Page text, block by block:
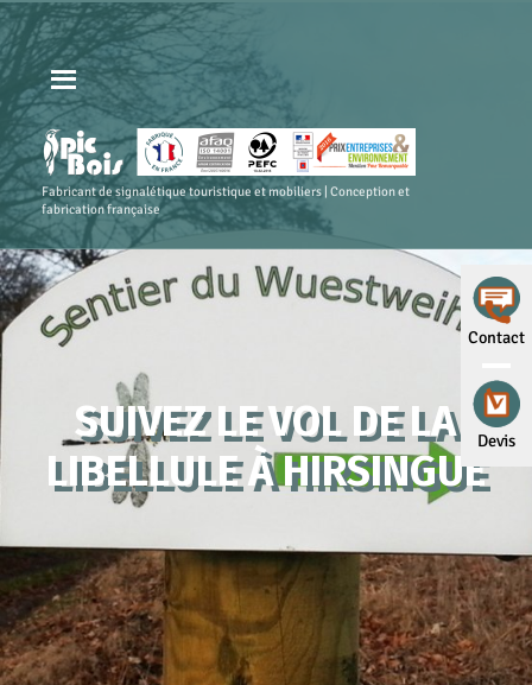
Contact
Devis
Fabricant de signalétique touristique et mobiliers | Conception et
fabrication française
SUIVEZ LE VOL DE LA
LIBELLULE À HIRSINGUE